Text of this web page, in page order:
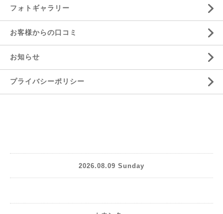
フォトギャラリー
お客様からの口コミ
お知らせ
プライバシーポリシー
2026.08.09 Sunday